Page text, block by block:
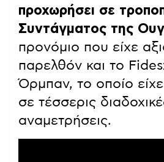
προχωρήσει σε
Συντάγματος της
προνόμιο που είχε
παρελθόν και το
Όρμπαν, το οποίο είχε
σε τέσσερις
αναμετρήσεις.